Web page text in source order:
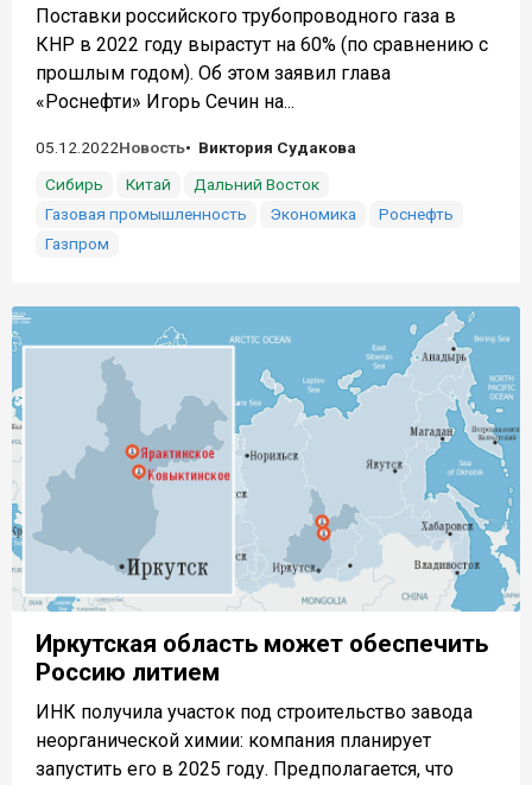
Поставки российского трубопроводного газа в
КНР в 2022 году вырастут на 60% (по сравнению с
прошлым годом). Об этом заявил глава
«Роснефти» Игорь Сечин на...
05.12.2022Новость
Виктория Судакова
Сибирь
Китай
Дальний Восток
Газовая промышленность
Экономика
Роснефть
Газпром
Иркутская область может обеспечить
Россию литием
ИНК получила участок под строительство завода
неорганической химии: компания планирует
запустить его в 2025 году. Предполагается, что